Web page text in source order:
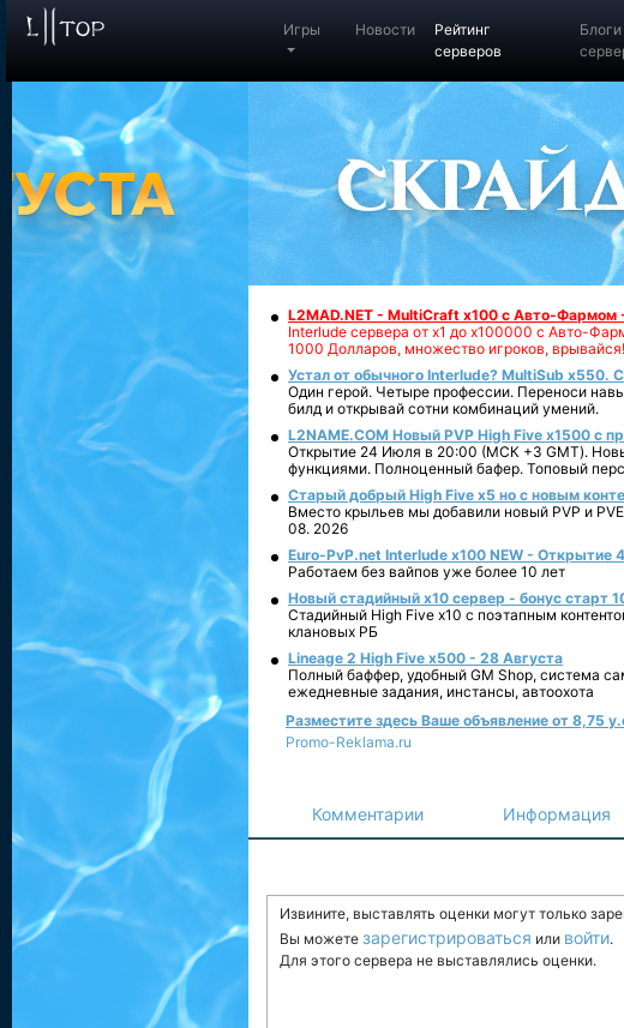
Игры Новости
Рейтинг
серверов
Блоги
L2MAD.NET - MultiCraft x100 с Авто-
Interlude сервера от х1 до х100000 с Авто-
1000 Долларов, множество игроков, врывайся!
Устал от обычного Interlude? MultiSub x550.
Один герой. Четыре профессии. Переноси
билд и открывай сотни комбинаций умений.
L2NAME.COM Новый PVP High Five x1500 с
Открытие 24 Июля в 20:00 (МСК +3 GMT).
функциями. Полноценный бафер. Топовый
Старый добрый High Five x5 но с новым
Вместо крыльев мы добавили новый PVP и
08. 2026
Euro-PvP.net Interlude х100 NEW - Открытие
Работаем без вайпов уже более 10 лет
Новый стадийный х10 сервер - бонус старт
Стадийный High Five x10 с поэтапным
клановых РБ
Lineage 2 High Five x500 - 28 Августа
Полный баффер, удобный GM Shop, система
ежедневные задания, инстансы, автоохота
Разместите здесь Ваше объявление от 8,75
Promo-Reklama.ru
Комментарии Информация
Извините, выставлять оценки могут только
Вы можете зарегистрироваться или войти.
Для этого сервера не выставлялись оценки.